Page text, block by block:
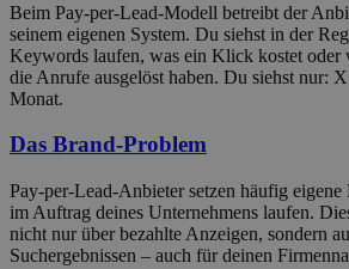
Beim Pay-per-Lead-Modell betreibt der
seinem eigenen System. Du siehst in der
Keywords laufen, was ein Klick kostet oder
die Anrufe ausgelöst haben. Du siehst nur:
Monat.
Das Brand-Problem
Pay-per-Lead-Anbieter setzen häufig
im Auftrag deines Unternehmens laufen.
nicht nur über bezahlte Anzeigen, sondern
Suchergebnissen – auch für deinen